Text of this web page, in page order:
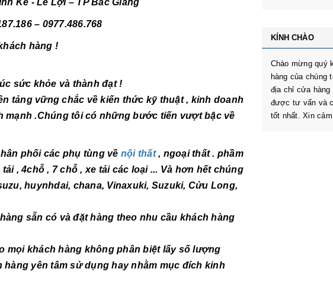
– 0977.486.768
hàng !
sức khỏe và thành đạt !
vững chắc về kiến thức kỹ thuật , kinh doanh
.Chúng tôi có những bước tiến vượt bậc về
phối các phụ tùng về nội thất, ngoại thất . phầm
, 4chỗ , 7 chỗ , xe tải các loại ... Và hơn hết chúng
huynhdai, chana, Vinaxuki, Suzuki, Cửu Long,
sẵn có và đặt hàng theo nhu cầu khách hàng
khách hàng không phân biệt lấy số lượng
yên tâm sử dụng hay nhằm mục đích kinh
KÍNH CHÀO
Chào mừng quý
hàng của chúng
địa chỉ cửa
được tư vấn và
tốt nhất. Xin